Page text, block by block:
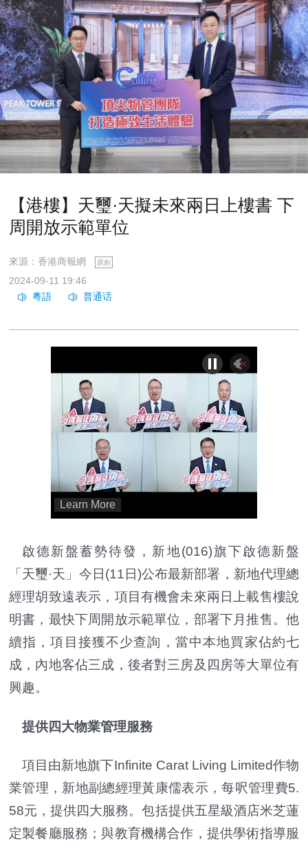
【港樓】天璽·天擬未來兩日上樓書 下
周開放示範單位
來源：香港商報網 原創
2024-09-11 19:46
啟德新盤蓄勢待發，新地(016)旗下啟德新盤
「天璽·天」今日(11日)公布最新部署，新地代理總
經理胡致遠表示，項目有機會未來兩日上載售樓說
明書，最快下周開放示範單位，部署下月推售。他
續指，項目接獲不少查詢，當中本地買家佔約七
成，內地客佔三成，後者對三房及四房等大單位有
興趣。
提供四大物業管理服務
項目由新地旗下Infinite Carat Living Limited作物
業管理，新地副總經理黃康儒表示，每呎管理費5.
58元，提供四大服務。包括提供五星級酒店米芝蓮
定製餐廳服務；與教育機構合作，提供學術指導服